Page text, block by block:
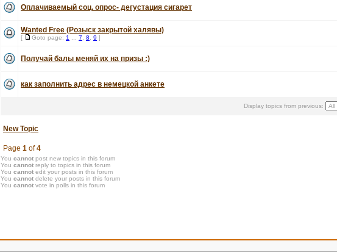
Оплачиваемый соц. опрос- дегустация сигарет
Wanted Free (Розыск закрытой халявы)
[ Goto page: 1 7 8 9 ]
Получай балы меняй их на призы :)
как заполнить адрес в немецкой анкете
Display topics from previous:
New Topic
Page 1 of4
You cannot post new topics in this forum
You cannot reply to topics in this forum
You cannot edit your posts in this forum
You cannot delete your posts in this forum
You cannot vote in polls in this forum